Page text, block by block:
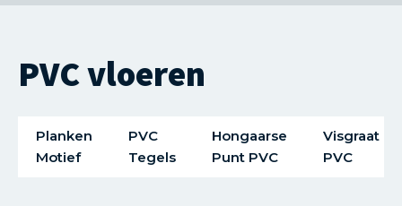
PVC vloeren
Planken
Motief
PVC
Tegels
Hongaarse
Punt PVC
Visgraat
PVC